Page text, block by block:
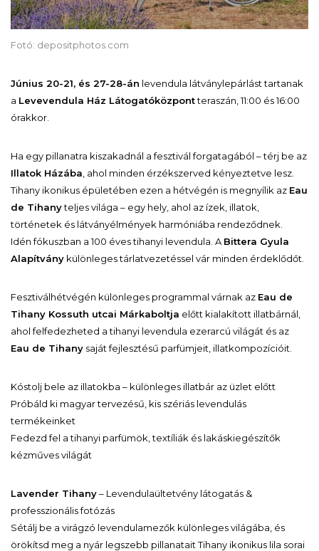
Fotó: depositphotos.com
Június 20-21, és 27-28-án levendula látványlepárlást tartanak
a Levevendula Ház Látogatóközpontteraszán, 11:00 és 16:00
órakkor.
Ha egy pillanatra kiszakadnál a fesztivál forgatagából – térj be az
Illatok Házába , ahol minden érzékszerved kényeztetve lesz.
Tihany ikonikus épületében ezen a hétvégén is megnyílik az Eau
de Tihanyteljes világa – egy hely, ahol az ízek, illatok,
történetek és látványélmények harmóniába rendeződnek.
Idén fókuszban a 100 éves tihanyi levendula. A Bittera Gyula
Alapítvány különleges tárlatvezetéssel vár minden érdeklődőt.
Fesztiválhétvégén különleges programmal várnak az Eau de
Tihany Kossuth utcai Márkaboltja előtt kialakított illatbárnál,
ahol felfedezheted a tihanyi levendula ezerarcú világát és az
Eau de Tihany saját fejlesztésű parfümjeit, illatkompozícióit.
Kóstolj bele az illatokba – különleges illatbár az üzlet előtt
Próbáld ki magyar tervezésű, kis szériás levendulás
termékeinket
Fedezd fel a tihanyi parfümök, textíliák és lakáskiegészítők
kézműves világát
Lavender Tihany– Levendulaültetvény látogatás &
professzionális fotózás
Sétálj be a virágzó levendulamezők különleges világába, és
örökítsd meg a nyár legszebb pillanatait Tihany ikonikus lila sorai